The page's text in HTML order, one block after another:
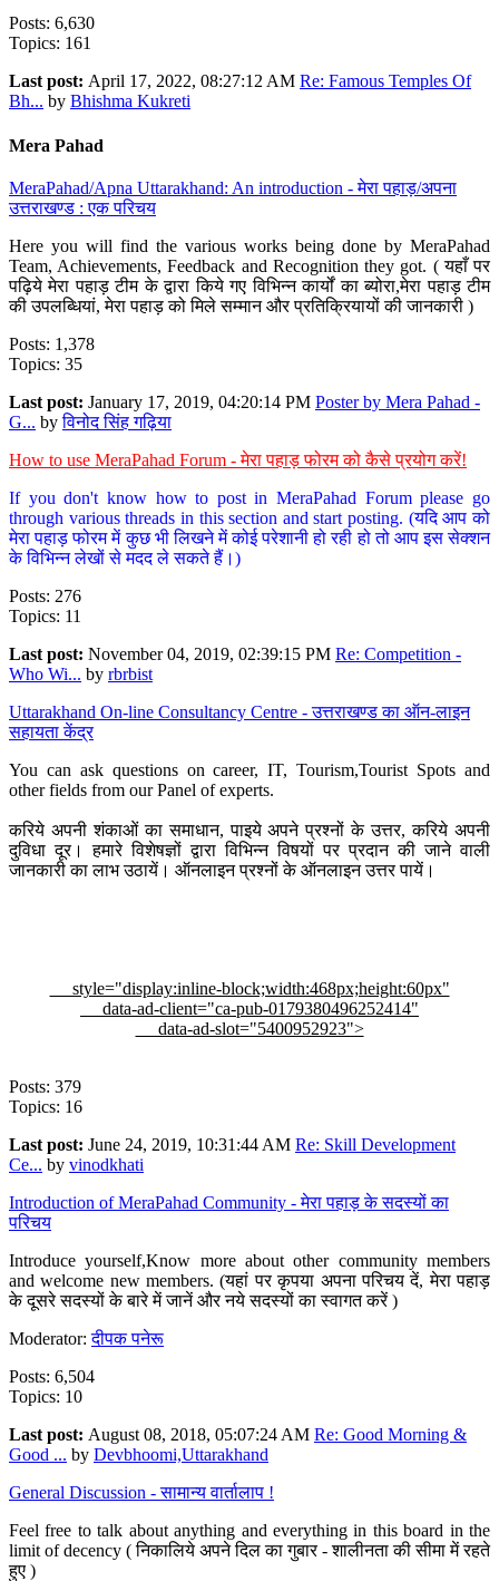
Posts: 6,630
Topics: 161
Last post: April 17, 2022, 08:27:12 AM Re: Famous Temples Of
Bh... by Bhishma Kukreti
Mera Pahad
MeraPahad/Apna Uttarakhand: An introduction - मेरा पहाड़/अपना
उत्तराखण्ड : एक परिचय
Here you will find the various works being done by MeraPahad
Team, Achievements, Feedback and Recognition they got. ( यहाँ पर
पढ़िये मेरा पहाड़ टीम के द्वारा किये गए विभिन्न कार्यों का ब्योरा,मेरा पहाड़ टीम
की उपलब्धियां, मेरा पहाड़ को मिले सम्मान और प्रतिक्रियायों की जानकारी )
Posts: 1,378
Topics: 35
Last post: January 17, 2019, 04:20:14 PM Poster by Mera Pahad -
G... byविनोद सिंह गढ़िया
How to use MeraPahad Forum - मेरा पहाड़ फोरम को कैसे प्रयोग करें!
If you don't know how to post in MeraPahad Forum please go
through various threads in this section and start posting. (यदि आप को
मेरा पहाड़ फोरम में कुछ भी लिखने में कोई परेशानी हो रही हो तो आप इस सेक्शन
के विभिन्न लेखों से मदद ले सकते हैं।)
Posts: 276
Topics: 11
Last post: November 04, 2019, 02:39:15 PM Re: Competition -
Who Wi... by rbrbist
Uttarakhand On-line Consultancy Centre - उत्तराखण्ड का ऑन-लाइन
सहायता केंद्र
You can ask questions on career, IT, Tourism,Tourist Spots and
other fields from our Panel of experts.
करिये अपनी शंकाओं का समाधान, पाइये अपने प्रश्नों के उत्तर, करिये अपनी
दुविधा दूर। हमारे विशेषज्ञों द्वारा विभिन्न विषयों पर प्रदान की जाने वाली
जानकारी का लाभ उठायें। ऑनलाइन प्रश्नों के ऑनलाइन उत्तर पायें।
style="display:inline-block;width:468px;height:60px"
data-ad-client="ca-pub-0179380496252414"
data-ad-slot="5400952923">
Posts: 379
Topics: 16
Last post: June 24, 2019, 10:31:44 AM Re: Skill Development
Ce... by vinodkhati
Introduction of MeraPahad Community - मेरा पहाड़ के सदस्यों का
परिचय
Introduce yourself,Know more about other community members
and welcome new members. (यहां पर कृपया अपना परिचय दें, मेरा पहाड़
के दूसरे सदस्यों के बारे में जानें और नये सदस्यों का स्वागत करें )
Moderator:दीपक पनेरू
Posts: 6,504
Topics: 10
Last post: August 08, 2018, 05:07:24 AM Re: Good Morning &
Good ... by Devbhoomi,Uttarakhand
General Discussion - सामान्य वार्तालाप !
Feel free to talk about anything and everything in this board in the
limit of decency ( निकालिये अपने दिल का गुबार - शालीनता की सीमा में रहते
हुए )